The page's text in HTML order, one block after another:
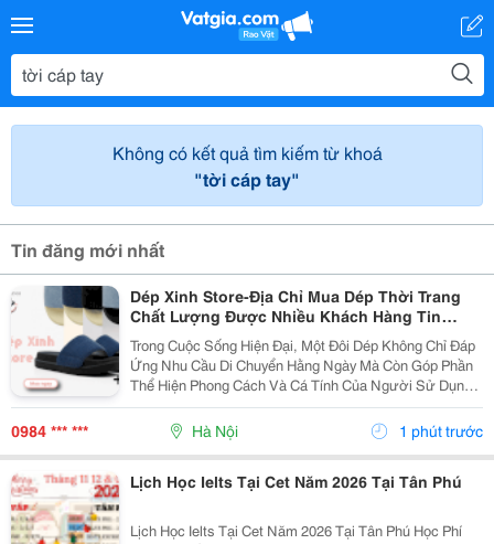
Không có kết quả tìm kiếm từ khoá
"tời cáp tay"
Tin đăng mới nhất
Dép Xinh Store-Địa Chỉ Mua Dép Thời Trang
Chất Lượng Được Nhiều Khách Hàng Tin
Chọn
Trong Cuộc Sống Hiện Đại, Một Đôi Dép Không Chỉ Đáp
Ứng Nhu Cầu Di Chuyển Hằng Ngày Mà Còn Góp Phần
Thể Hiện Phong Cách Và Cá Tính Của Người Sử Dụng.
Chính Vì Vậy, Việc Lựa Chọn Một Địa Chỉ Uy Tín Để Mua
Sắm Các Sản Phẩm Chất Lượng Luôn Được Nhiều...
0984 *** *** Hà Nội 1 phút trước
Lịch Học Ielts Tại Cet Năm 2026 Tại Tân Phú
Lịch Học Ielts Tại Cet Năm 2026 Tại Tân Phú Học Phí